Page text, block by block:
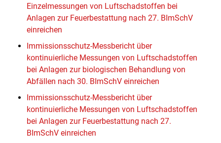
Einzelmessungen von Luftschadstoffen bei
Anlagen zur Feuerbestattung nach 27. BImSchV
einreichen
Immissionsschutz-Messbericht über
kontinuierliche Messungen von Luftschadstoffen
bei Anlagen zur biologischen Behandlung von
Abfällen nach 30. BImSchV einreichen
Immissionsschutz-Messbericht über
kontinuierliche Messungen von Luftschadstoffen
bei Anlagen zur Feuerbestattung nach 27.
BImSchV einreichen